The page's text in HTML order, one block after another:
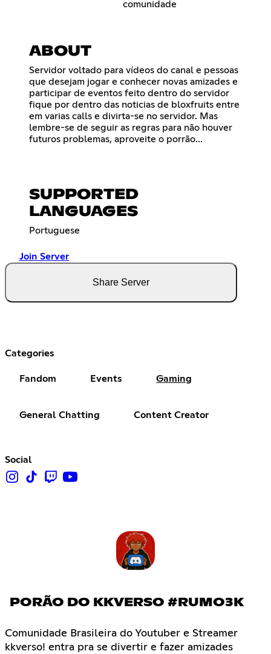
comunidade
ABOUT
Servidor voltado para vídeos do canal e pessoas
que desejam jogar e conhecer novas amizades e
participar de eventos feito dentro do servidor
fique por dentro das noticias de bloxfruits entre
em varias calls e divirta-se no servidor. Mas
lembre-se de seguir as regras para não houver
futuros problemas, aproveite o porrão...
SUPPORTED
LANGUAGES
Portuguese
Join Server
Share Server
Categories
Fandom Events Gaming
General Chatting Content Creator
Social
PORÃO DO KKVERSO #RUMO3K
Comunidade Brasileira do Youtuber e Streamer
kkverso! entra pra se divertir e fazer amizades